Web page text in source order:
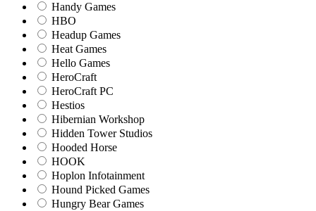
Handy Games
HBO
Headup Games
Heat Games
Hello Games
HeroCraft
HeroCraft PC
Hestios
Hibernian Workshop
Hidden Tower Studios
Hooded Horse
HOOK
Hoplon Infotainment
Hound Picked Games
Hungry Bear Games